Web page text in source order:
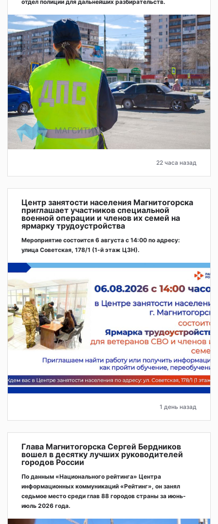
отдел полиции для дальнейших разбирательств.
22 часа назад
Центр занятости населения Магнитогорска
приглашает участников специальной
военной операции и членов их семей на
ярмарку трудоустройства
Мероприятие состоится 6 августа с 14:00 по адресу:
улица Советская, 178/1 (1‑й этаж ЦЗН).
1 день назад
Глава Магнитогорска Сергей Бердников
вошел в десятку лучших руководителей
городов России
По данным «Национального рейтинга» Центра
информационных коммуникаций «Рейтинг», он занял
седьмое место среди глав 88 городов страны за июнь-
июль 2026 года.